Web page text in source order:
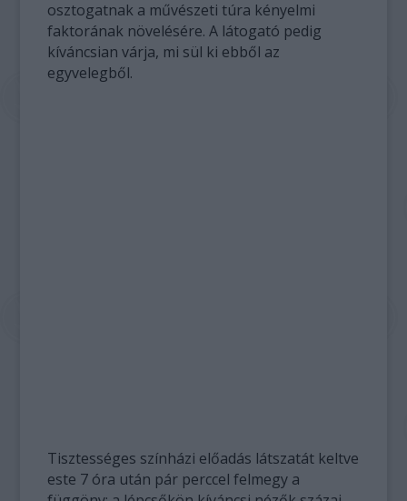
osztogatnak a művészeti túra kényelmi
faktorának növelésére. A látogató pedig
kíváncsian várja, mi sül ki ebből az
egyvelegből.
Tisztességes színházi előadás látszatát keltve
este 7 óra után pár perccel felmegy a